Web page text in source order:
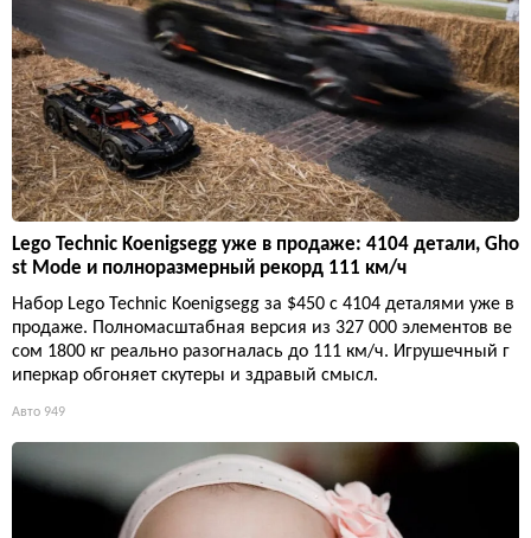
Lego Technic Koenigsegg уже в продаже: 4104 детали, Gho
st Mode и полноразмерный рекорд 111 км/ч
Набор Lego Technic Koenigsegg за $450 с 4104 деталями уже в
продаже. Полномасштабная версия из 327 000 элементов ве
сом 1800 кг реально разогналась до 111 км/ч. Игрушечный г
иперкар обгоняет скутеры и здравый смысл.
Авто 949